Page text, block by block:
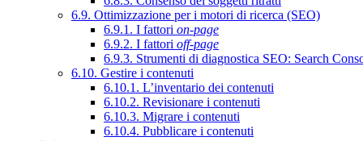
6.9. Ottimizzazione per i motori di ricerca (SEO)
6.9.1. I fattori on-page
6.9.2. I fattori off-page
6.9.3. Strumenti di diagnostica SEO: Search
6.10. Gestire i contenuti
6.10.1. L’inventario dei contenuti
6.10.2. Revisionare i contenuti
6.10.3. Migrare i contenuti
6.10.4. Pubblicare i contenuti